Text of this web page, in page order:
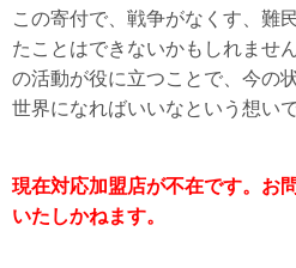
この寄付で、戦争がなくす、難
たことはできないかもしれませ
の活動が役に立つことで、今の
世界になればいいなという想い
現在対応加盟店が不在です。お
いたしかねます。